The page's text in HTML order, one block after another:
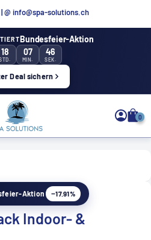
|@ info@spa-solutions.ch
Bundesfeier-Aktion
18 07
MIN.
45
SEK.
Deal sichern
0
Aktion −17.91%
Indoor- &